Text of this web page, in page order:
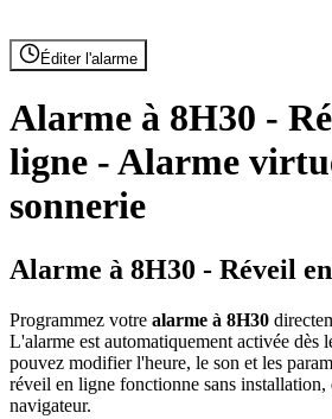
Éditer l'alarme
Alarme à 8H30 -
ligne - Alarme
sonnerie
Alarme à 8H30 - Réveil
Programmez votre alarme à 8H30
L'alarme est automatiquement activée dès
pouvez modifier l'heure, le son et les
réveil en ligne fonctionne sans installation,
navigateur.